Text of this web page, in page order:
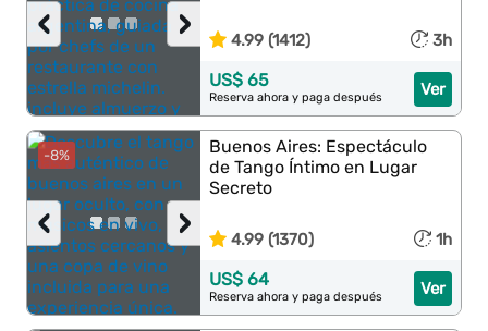
›
‹ 4.99 (1412) 3h
Ver
US$ 65
Reserva ahora y paga después
-8%
›
‹
Buenos Aires: Espectáculo
de Tango Íntimo en Lugar
Secreto
4.99 (1370) 1h
Ver
US$ 64
Reserva ahora y paga después